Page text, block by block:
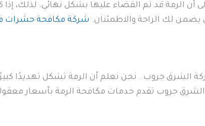
أن الرمة قد تم القضاء عليها بشكل نهائي. لذلك،
لك الراحة والاطمئنان. شركة مكافحة حشرات
الشرق جروب . نحن نعلم أن الرمة تشكل تهديدًا
الشرق جروب تقدم خدمات مكافحة الرمة بأسعار